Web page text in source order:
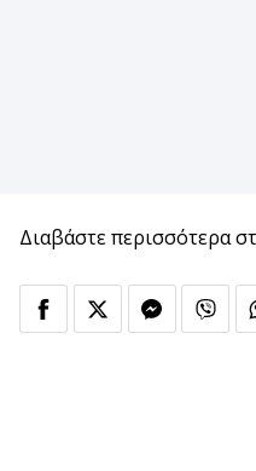
Διαβάστε περισσότερα